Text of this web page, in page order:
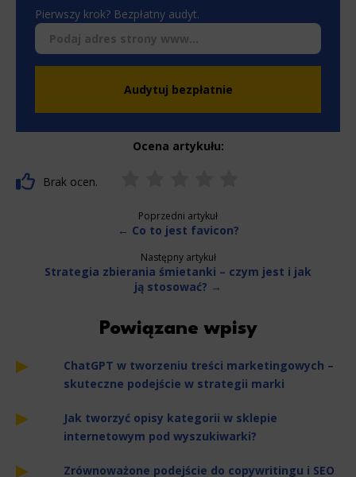
marketingowej może być przeze mnie wycofana w
dowolnym czasie, poprzez kontakt z Działem Obsługi
wpływu na zgodność z prawem przetwarzania, którego
dokonano na podstawie zgody przed jej cofnięciem.*
Pierwszy krok? Bezpłatny audyt.
Audytuj bezpłatnie
Ocena artykułu:
Brak ocen.
Poprzedni artykuł
← Co to jest favicon?
Następny artykuł
Strategia zbierania śmietanki – czym jest i jak
ją stosować? →
Powiązane wpisy
ChatGPT w tworzeniu treści marketingowych –
skuteczne podejście w strategii marki
Jak tworzyć opisy kategorii w sklepie
internetowym pod wyszukiwarki?
Zrównoważone podejście do copywritingu i SEO